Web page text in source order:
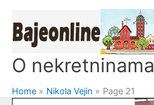
content
O nekretninama
Home Nikola Vejin Page 21